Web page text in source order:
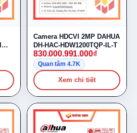
Camera HDCVI 2MP DAHUA
DH-HAC-HDW1200TQP-IL-T
830.000.991.000₫
Quan tâm 4.7K
Xem chi tiết